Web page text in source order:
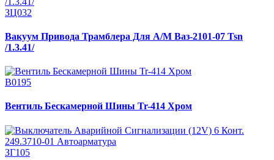
ЗЦ032
Вакуум Привода Трамблера Для А/М Ваз-2101-07 Tsn
/1.3.41/
В0195
Вентиль Бескамерной Шины Tr-414 Хром
ЗГ105